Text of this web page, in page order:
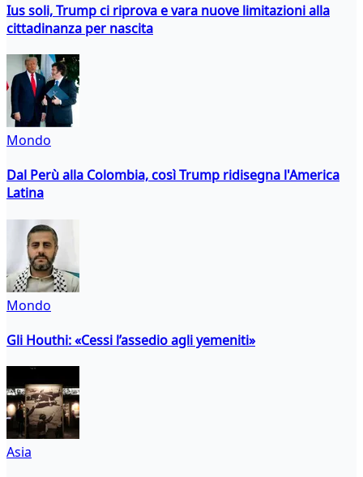
Ius soli, Trump ci riprova e vara nuove limitazioni alla
cittadinanza per nascita
Mondo
Dal Perù alla Colombia, così Trump ridisegna l'America
Latina
Mondo
Gli Houthi: «Cessi l’assedio agli yemeniti»
Asia